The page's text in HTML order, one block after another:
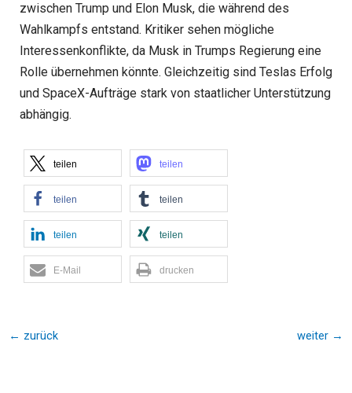
zwischen Trump und Elon Musk, die während des
Wahlkampfs entstand. Kritiker sehen mögliche
Interessenkonflikte, da Musk in Trumps Regierung eine
Rolle übernehmen könnte. Gleichzeitig sind Teslas Erfolg
und SpaceX-Aufträge stark von staatlicher Unterstützung
abhängig.
teilen teilen
teilen teilen
teilen teilen
E-Mail drucken
← zurück weiter →